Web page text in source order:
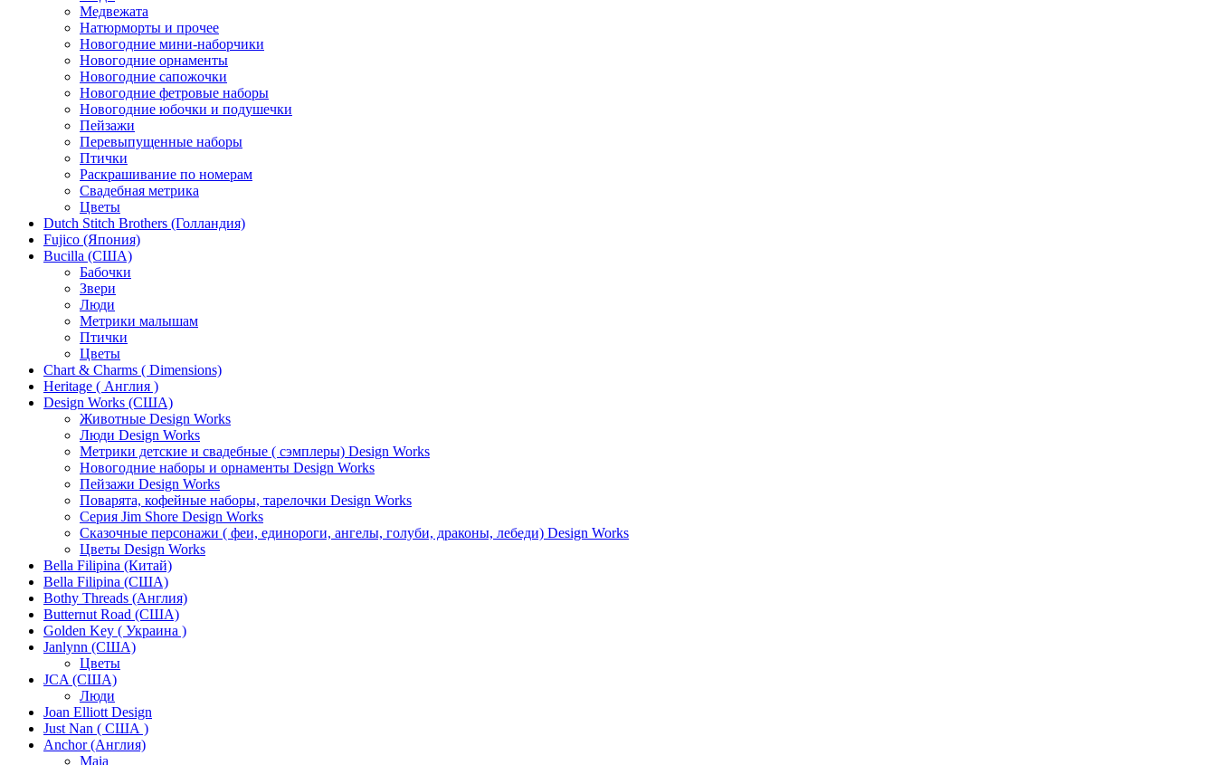
Медвежата
Натюрморты и прочее
Новогодние мини-наборчики
Новогодние орнаменты
Новогодние сапожочки
Новогодние фетровые наборы
Новогодние юбочки и подушечки
Пейзажи
Перевыпущенные наборы
Птички
Раскрашивание по номерам
Свадебная метрика
Цветы
Dutch Stitch Brothers (Голландия)
Fujico (Япония)
Bucilla (США)
Бабочки
Звери
Люди
Метрики малышам
Птички
Цветы
Chart & Charms ( Dimensions)
Heritage ( Англия )
Design Works (США)
Животные Design Works
Люди Design Works
Метрики детские и свадебные ( сэмплеры) Design Works
Новогодние наборы и орнаменты Design Works
Пейзажи Design Works
Поварята, кофейные наборы, тарелочки Design Works
Серия Jim Shore Design Works
Сказочные персонажи ( феи, единороги, ангелы, голуби, драконы, лебеди) Design Works
Цветы Design Works
Bella Filipina (Китай)
Bella Filipina (США)
Bothy Threads (Англия)
Butternut Road (США)
Golden Key ( Украина )
Janlynn (США)
Цветы
JCA (США)
Люди
Joan Elliott Design
Just Nan ( США )
Anchor (Англия)
Maia